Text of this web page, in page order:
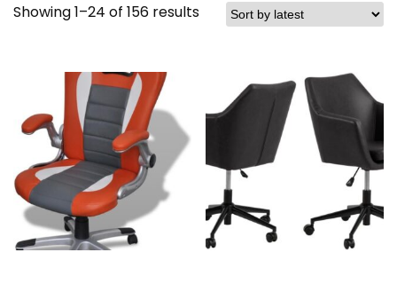
Showing 1–24 of 156 results